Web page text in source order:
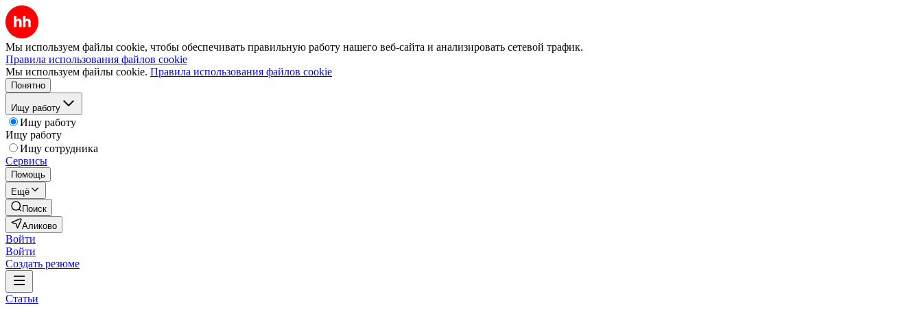
Мы используем файлы cookie, чтобы обеспечивать правильную работу нашего веб-сайта и анализировать сетевой трафик.
Правила использования файлов cookie
Мы используем файлы cookie. Правила использования файлов cookie
Понятно
Ищу работу
Ищу работу
Ищу работу
Ищу сотрудника
Сервисы
Помощь
Ещё
Поиск
Аликово
Войти
Войти
Создать резюме
Статьи